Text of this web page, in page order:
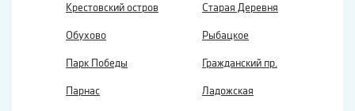
Крестовский остров Старая Деревня
Обухово Рыбацкое
Парк Победы Гражданский пр.
Парнас Ладожская